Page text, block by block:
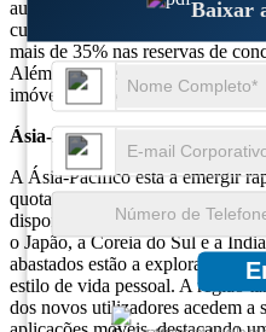
Baixar
aumento do turismo de bem-
curadoria de eventos de elite
mais de 35% nas reservas de
Além disso, os serviços de
imóveis de luxo estão
Ásia-Pacífico
A Ásia-Pacífico está a emergir
quota de mercado, impulsionada
disponíveis e pela adopção de
o Japão, a Coreia do Sul e a
abastados estão a explorar
estilo de vida pessoal. A região
dos novos utilizadores acedem a